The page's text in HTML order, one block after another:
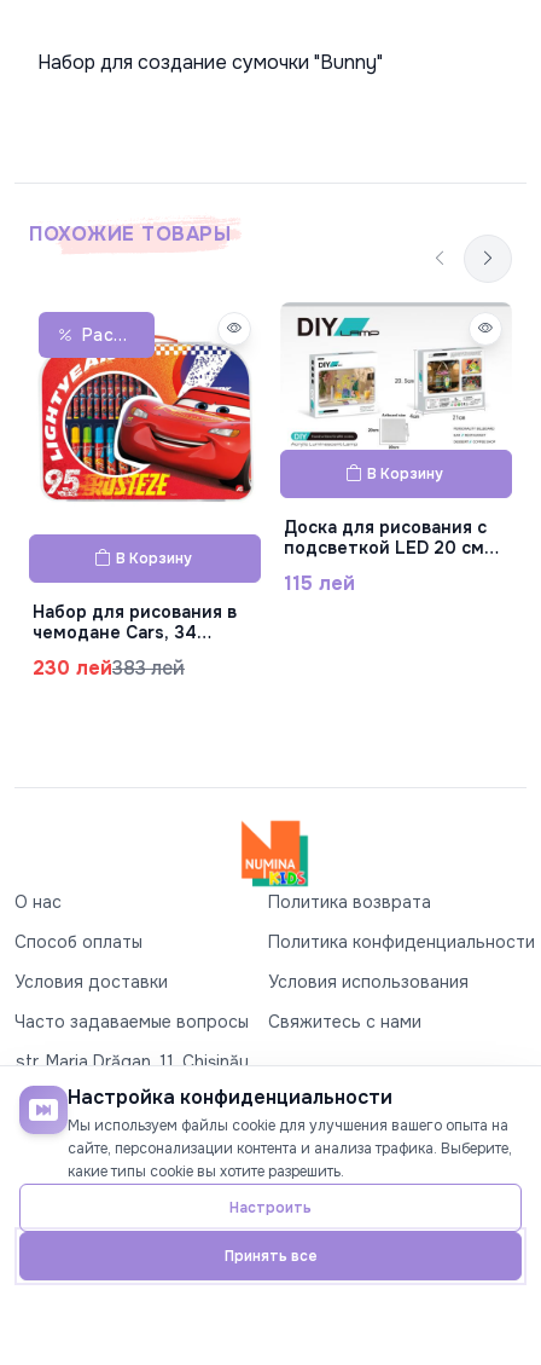
Телефон Аккаунт
Набор для создание сумочки "Bunny"
ПОХОЖИЕ ТОВАРЫ
Распродажа
В Корзину
Набор для рисования в
чемодане Cars, 34
230 лей383 лей
В Корзину
Доска для рисования с
подсветкой LED 20 см
115 лей
О нас
Политика возврата
Способ оплаты
Политика конфиденциальности
Условия доставки
Условия использования
Часто задаваемые вопросы
Свяжитесь с нами
str. Maria Drăgan, 11, Chișinău
+37360327279
©2026Numina Kids. Все права защищены
СОЦИАЛЬНЫЕ СЕТИ
Настройка конфиденциальности
Мы используем файлы cookie для улучшения вашего опыта на
сайте, персонализации контента и анализа трафика. Выберите,
какие типы cookie вы хотите разрешить.
Настроить
Принять все